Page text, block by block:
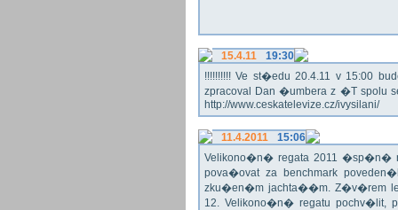
15.4.11
19:30
!!!!!!!!!! Ve st�edu 20.4.11 v 15:00
zpracoval Dan �umbera z �T spolu
http://www.ceskatelevize.cz/ivysilani/
11.4.2011
15:06
Velikono�n� regata 2011 �sp�n�
pova�ovat za benchmark
zku�en�m jachta��m. Z�v�rem
12. Velikono�n� regatu